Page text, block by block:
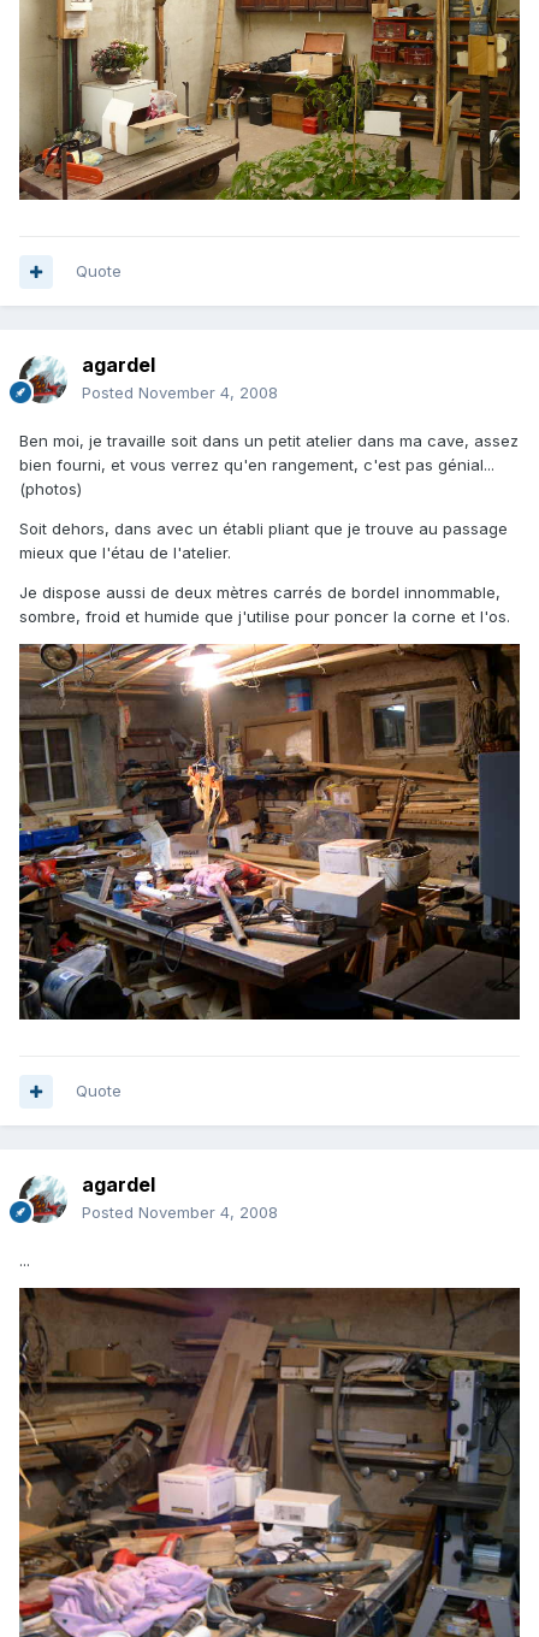
Quote
agardel
Posted November 4, 2008
Ben moi, je travaille soit dans un petit atelier dans ma cave, assez
bien fourni, et vous verrez qu'en rangement, c'est pas génial...
(photos)
Soit dehors, dans avec un établi pliant que je trouve au passage
mieux que l'étau de l'atelier.
Je dispose aussi de deux mètres carrés de bordel innommable,
sombre, froid et humide que j'utilise pour poncer la corne et l'os.
Quote
agardel
Posted November 4, 2008
...